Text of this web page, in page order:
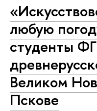
любую
студенты
Великом
Пскове